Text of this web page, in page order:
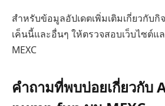
สำหรับข้อมูลอัปเดตเพิ่มเติมเกี่ยวกับ
เค็นนี้และอื่นๆ ให้ตรวจสอบเว็บไซต์แ
MEXC
คำถามที่พบบ่อยเกี่ยวกับ